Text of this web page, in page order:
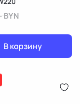
BYN
В корзину